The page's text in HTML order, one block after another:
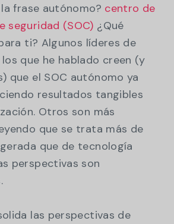
frase autónomo? centro de
seguridad (SOC) ¿Qué
ti? Algunos líderes de
que he hablado creen (y
que el SOC autónomo ya
resultados tangibles
Otros son más
que se trata más de
que de tecnología
perspectivas son
las perspectivas de